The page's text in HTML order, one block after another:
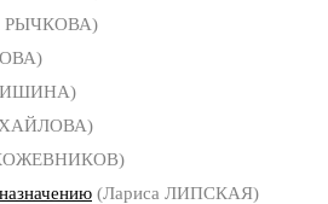
РЫЧКОВА)
(Лариса ЛИПСКАЯ)